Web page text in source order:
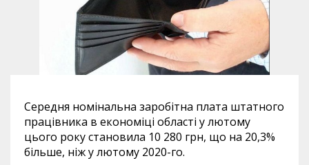
Середня номінальна заробітна плата штатного
працівника в економіці області у лютому
цього року становила 10 280 грн, що на 20,3%
більше, ніж у лютому 2020-го.